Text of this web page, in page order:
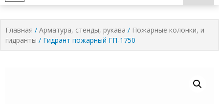
Главная / Арматура, стенды, рукава / Пожарные колонки, и
гидранты / Гидрант пожарный ГП-1750